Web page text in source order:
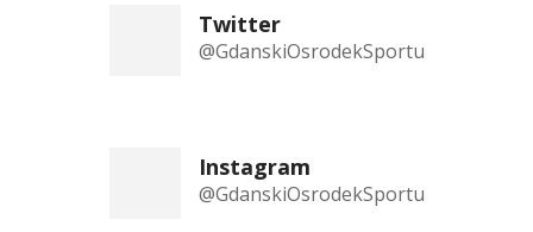
Twitter
@GdanskiOsrodekSportu
Instagram
@GdanskiOsrodekSportu